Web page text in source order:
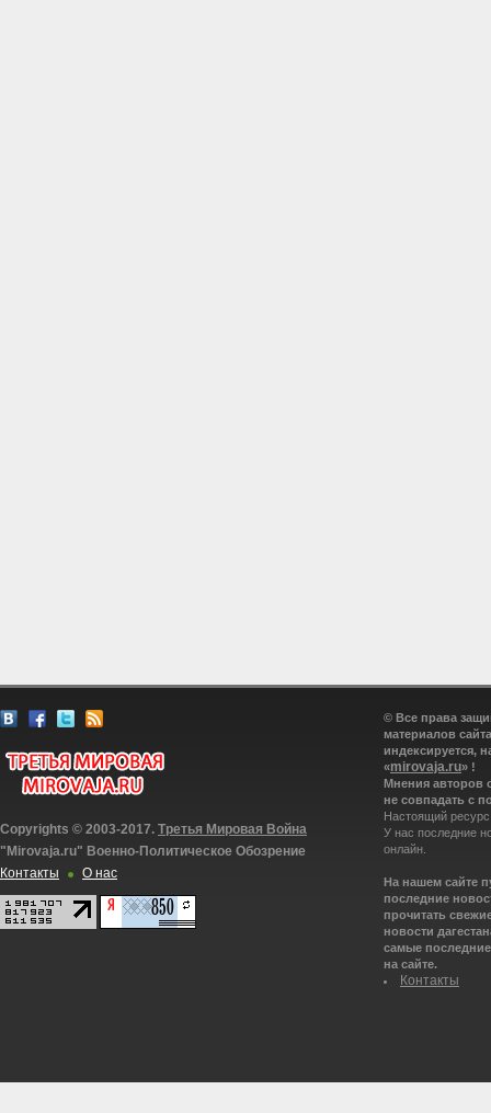
Copyrights © 2003-2017. Третья Мировая Война
"Mirovaja.ru" Военно-Политическое Обозрение
Контакты
О нас
© Все права
материалов
индексируется,
«mirovaja.ru» !
Мнения авторов
не совпадать с
Настоящий
У нас последние
онлайн.
На нашем сайте
последние
прочитать
новости
самые
на сайте.
Контакты